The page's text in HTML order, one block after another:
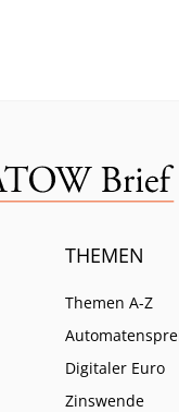
THEMEN
Themen A-Z
Digitaler Euro
Zinswende